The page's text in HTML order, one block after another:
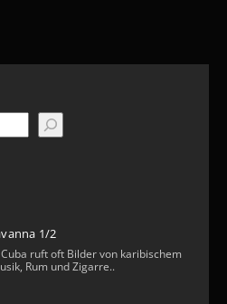
1/2
ruft oft Bilder von karibischem
Rum und Zigarre..